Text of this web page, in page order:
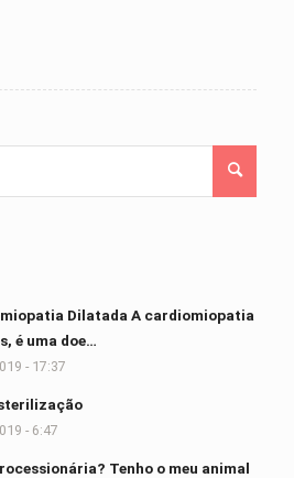
Dilatada A cardiomiopatia
é uma doe…
- 17:37
- 6:47
Tenho o meu animal